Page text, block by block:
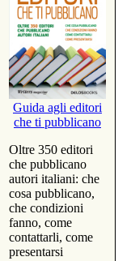
Guida agli editori
che ti pubblicano
Oltre 350 editori
che pubblicano
autori italiani: che
cosa pubblicano,
che condizioni
fanno, come
contattarli, come
presentarsi